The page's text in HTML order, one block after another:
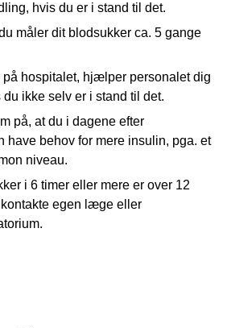
hvis du er i stand til det.
måler dit blodsukker ca. 5 gange
hospitalet, hjælper personalet dig
ikke selv er i stand til det.
på, at du i dagene efter
have behov for mere insulin, pga. et
niveau.
i 6 timer eller mere er over 12
egen læge eller